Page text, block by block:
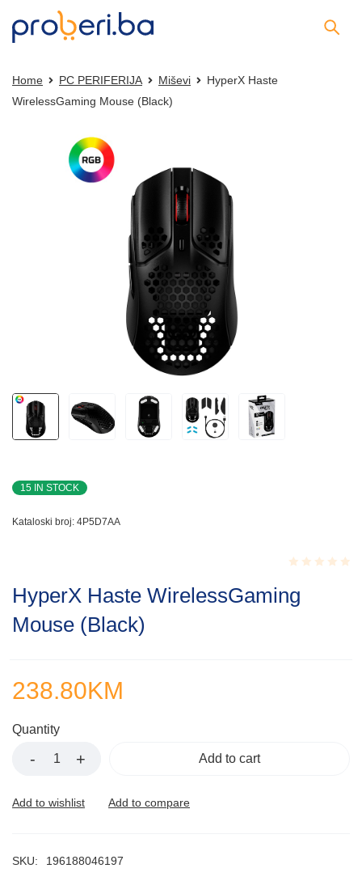
Home PC PERIFERIJA Miševi
HyperX Haste
WirelessGaming Mouse (Black)
15 IN STOCK
Kataloski broj: 4P5D7AA
0.001
out
HyperX Haste WirelessGaming
Mouse (Black)
238.80KM
Quantity
Add to cart
SKU: 196188046197